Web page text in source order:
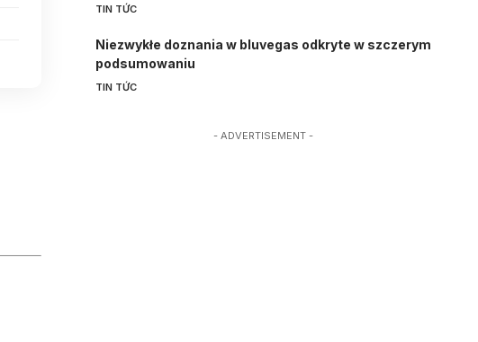
TIN TỨC
Niezwykłe doznania w bluvegas odkryte w szczerym
podsumowaniu
TIN TỨC
- ADVERTISEMENT -